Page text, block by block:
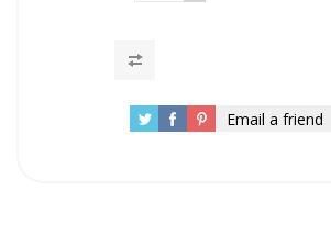
Email a friend